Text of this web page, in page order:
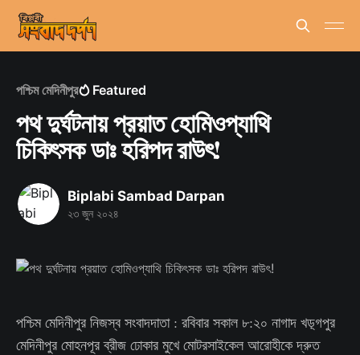
পশ্চিম মেদিনীপুর Featured
পথ দুর্ঘটনায় প্রয়াত হোমিওপ্যাথি
চিকিৎসক ডাঃ হরিপদ রাউৎ!
Biplabi Sambad Darpan
২৩ জুন ২০২৪
পশ্চিম মেদিনীপুর নিজস্ব সংবাদদাতা : রবিবার সকাল ৮:২০ নাগাদ খড়্গপুর
মেদিনীপুর মোহনপূর ব্রীজ ঢোকার মুখে মোটরসাইকেল আরোহীকে দ্রুত